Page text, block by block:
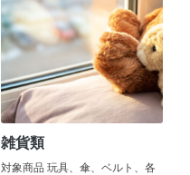
雑貨類
対象商品 玩具、傘、ベルト、各